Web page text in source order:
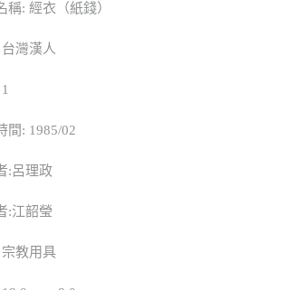
稱: 經衣（紙錢）
灣漢人
間: 1985/02
:呂理政
:江韶瑩
宗教用具